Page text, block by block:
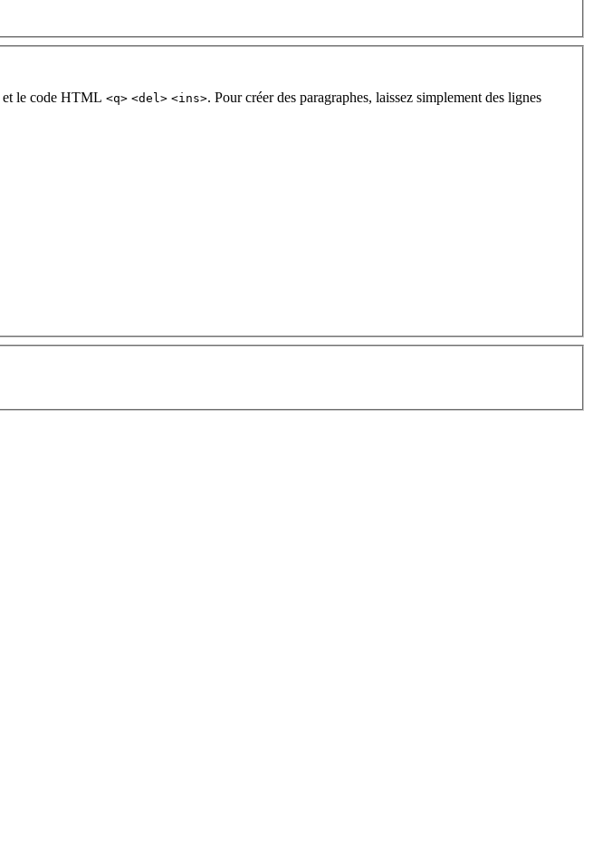
et le code HTML <q> <del> <ins>. Pour créer des paragraphes, laissez simplement des lignes